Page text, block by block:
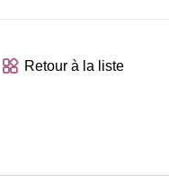
Retour à la liste